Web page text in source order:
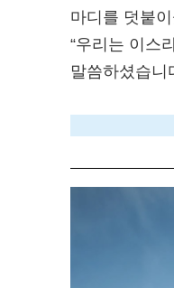
마디를 덧붙
“우리는 이스
말씀하셨습니